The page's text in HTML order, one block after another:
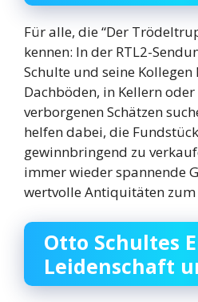
Für alle, die “Der
kennen: In der RTL2-
Schulte und seine
Dachböden, in Kellern
verborgenen Schätzen
helfen dabei, die
gewinnbringend zu
immer wieder spannende
wertvolle Antiquitäten zum
Otto Schultes
Leidenschaft